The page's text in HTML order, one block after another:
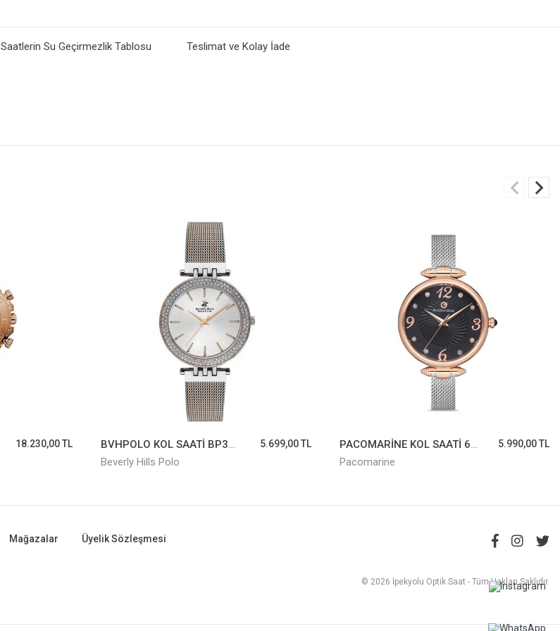
Saatlerin Su Geçirmezlik Tablosu Teslimat ve Kolay İade
18.230,00 TL
BVHPOLO KOL SAATİ BP3203C.530
Beverly Hills Polo
5.699,00 TL
PACOMARİNE KOL SAATİ 61143-08
Pacomarine
5.990,00 TL
Mağazalar
Üyelik Sözleşmesi
© 2026 İpekyolu Optik Saat - Tüm Hakları Saklıdır.